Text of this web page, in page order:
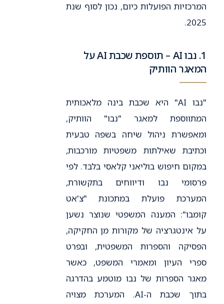
המרכזיות הפועלות כיום, נכון לסוף שנת
2025.
1. נבו AI – תוספת שכבת AI על
המאגר הוותיק
"נבו AI" היא שכבת בינה מלאכותית
המתווספת למאגר "נבו" הוותיק,
ומאפשרת ניהול שיחה בשפה טבעית
וכתיבת שאילתות משפטיות מורכבות,
במקום חיפוש בוליאני קלאסי בלבד. לפי
פרסומי נבו ודיווחים בתקשורת,
המערכת פועלת במתכונת "צ'אט
קומבו": המענה המשפטי שנוצר נשען
על אינטגרציה של מקורות מן החקיקה,
הפסיקה והספרות המשפטית, ובפרט
ספרי העיון ומאמרי המשפט, כאשר
מאגר הספרות של נבו מוטמע בהדרגה
בתוך שכבת ה-AI. המערכת מצויה